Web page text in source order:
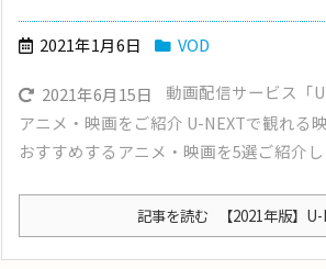
2021年1月6日 VOD
2021年6月15日
動画配信サービス「
アニメ・映画をご紹介 U-NEXTで観れる
おすすめするアニメ・映画を5選ご紹介
記事を読む 【2021年版】U-